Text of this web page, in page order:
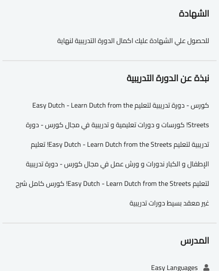
الشهادة
للحصول علي الشهادة عليك اكمال الدورة التدريبية لنهاية
نبذة عن الدورة التدريبية
كورس - دورة تدريبية لتعليم Easy Dutch - Learn Dutch from the
Streets! كورسات و دورات تعليمية و تدريبية في مجال كورس - دورة
تدريبية لتعليم Easy Dutch - Learn Dutch from the Streets! تعليم
الإطفال و الكبار ندورات و ورش عمل في مجال كورس - دورة تدريبية
لتعليم Easy Dutch - Learn Dutch from the Streets! كورس كامل شرح
غير معقد بسيط دورات تدريبية
المدرس